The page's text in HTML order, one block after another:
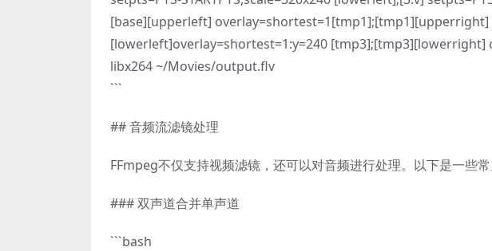
[base][upperleft]
[lowerleft]overlay=shortest=1:y=240 [tmp3];[tmp3][lowerright]
libx264 ~/Movies/output.flv
```
## 音频流滤镜处理
FFmpeg不仅支持视频滤镜，还可以对音频进行处理。以下是一些常
### 双声道合并单声道
```bash